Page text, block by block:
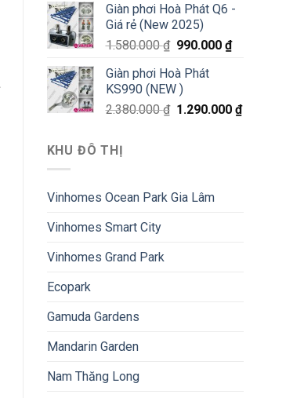
Giàn phơi Hoà Phát Q6 -
Giá rẻ (New 2025)
1.580.000₫ 990.000₫
Giàn phơi Hoà Phát
KS990 (NEW )
2.380.000₫ 1.290.000₫
KHU ĐÔ THỊ
Vinhomes Ocean Park Gia Lâm
Vinhomes Smart City
Vinhomes Grand Park
Ecopark
Gamuda Gardens
Mandarin Garden
Nam Thăng Long